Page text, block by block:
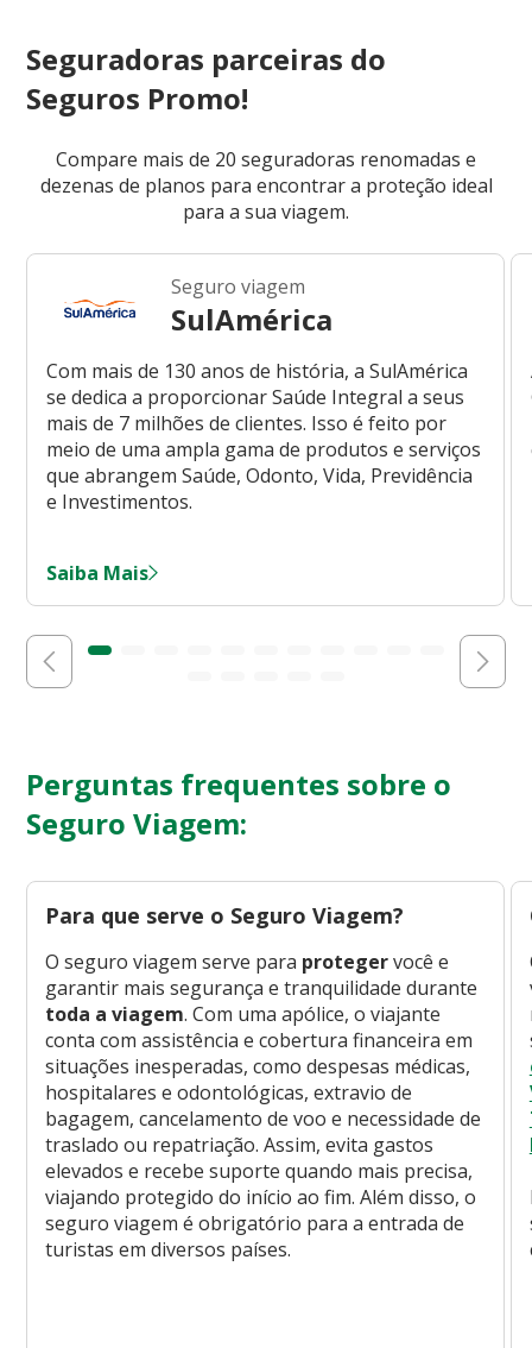
Seguradoras parceiras do
Seguros Promo!
Compare mais de 20 seguradoras renomadas e
dezenas de planos para encontrar a proteção ideal
para a sua viagem.
Seguro viagem
SulAmérica
Com mais de 130 anos de história, a SulAmérica
se dedica a proporcionar Saúde Integral a seus
mais de 7 milhões de clientes. Isso é feito por
meio de uma ampla gama de produtos e serviços
que abrangem Saúde, Odonto, Vida, Previdência
e Investimentos.
Saiba Mais
Perguntas frequentes sobre o
Seguro Viagem:
Para que serve o Seguro Viagem?
O seguro viagem serve para protegervocê e
garantir mais segurança e tranquilidade durante
toda a viagem. Com uma apólice, o viajante
conta com assistência e cobertura financeira em
situações inesperadas, como despesas médicas,
hospitalares e odontológicas, extravio de
bagagem, cancelamento de voo e necessidade de
traslado ou repatriação. Assim, evita gastos
elevados e recebe suporte quando mais precisa,
viajando protegido do início ao fim. Além disso, o
seguro viagem é obrigatório para a entrada de
turistas em diversos países.